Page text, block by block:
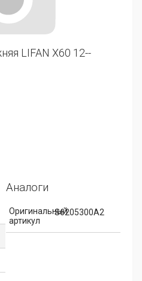
LIFAN X60 12--
Аналоги
Оригинальный
артикул
S6205300A2